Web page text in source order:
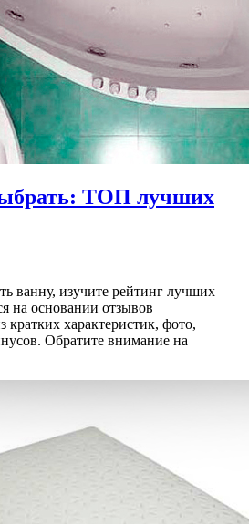
ТОП лучших
ванну, изучите рейтинг лучших
на основании отзывов
кратких характеристик, фото,
Обратите внимание на